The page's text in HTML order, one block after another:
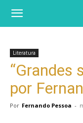
Literatura
“Grandes
por
Por Fernando Pessoa -